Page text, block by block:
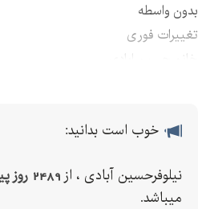
بدون واسطه
تغییرات فوری
خوب است بدانید:
نیلوفرحسین آبادی ، از 2489 روز پیش
میباشد.